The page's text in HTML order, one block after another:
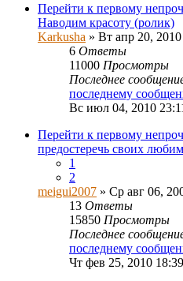
Перейти к первому
Наводим красоту (ролик)
Karkusha » Вт апр 20, 2010
6 Ответы
11000 Просмотры
Последнее
последнему
Вс июл 04, 2010
Перейти к первому
предостеречь своих
1
2
meigui2007 » Ср авг 06,
13 Ответы
15850 Просмотры
Последнее
последнему
Чт фев 25, 2010